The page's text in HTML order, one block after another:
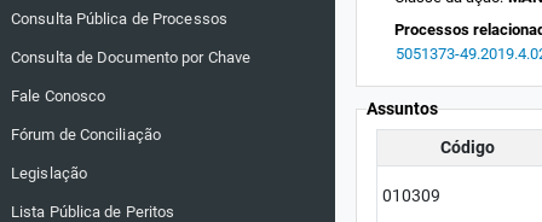
Consulta Pública de Processos
Consulta de Documento por Chave
Fale Conosco
Fórum de Conciliação
Legislação
Lista Pública de Peritos
Processos
5051373-
Assuntos
Código
010309